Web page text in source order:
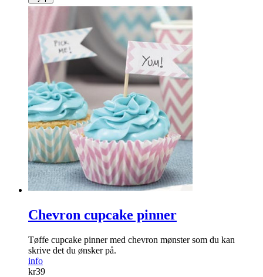
Chevron cupcake pinner
Tøffe cupcake pinner med chevron mønster som du kan
skrive det du ønsker på.
info
kr39